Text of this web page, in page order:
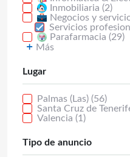
Inmobiliaria (2)
Negocios y
Servicios
Parafarmacia (29)
Más
Lugar
Palmas (Las) (56)
Santa Cruz de
Valencia (1)
Tipo de anuncio